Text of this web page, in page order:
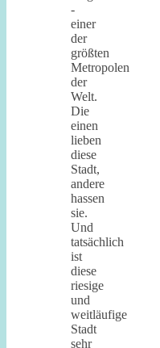
-
einer
der
größten
Metropolen
der
Welt.
Die
einen
lieben
diese
Stadt,
andere
hassen
sie.
Und
tatsächlich
ist
diese
riesige
und
weitläufige
Stadt
sehr